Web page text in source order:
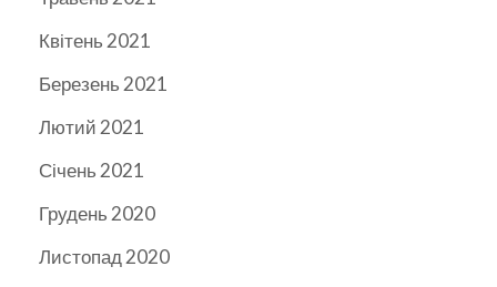
Квітень 2021
Березень 2021
Лютий 2021
Січень 2021
Грудень 2020
Листопад 2020